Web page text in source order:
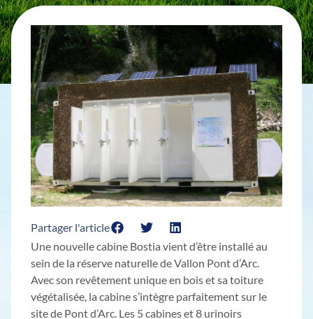
Partager l'article
Une nouvelle cabine Bostia vient d’être installé au
sein de la réserve naturelle de Vallon Pont d’Arc.
Avec son revêtement unique en bois et sa toiture
végétalisée, la cabine s’intègre parfaitement sur le
site de Pont d’Arc. Les 5 cabines et 8 urinoirs